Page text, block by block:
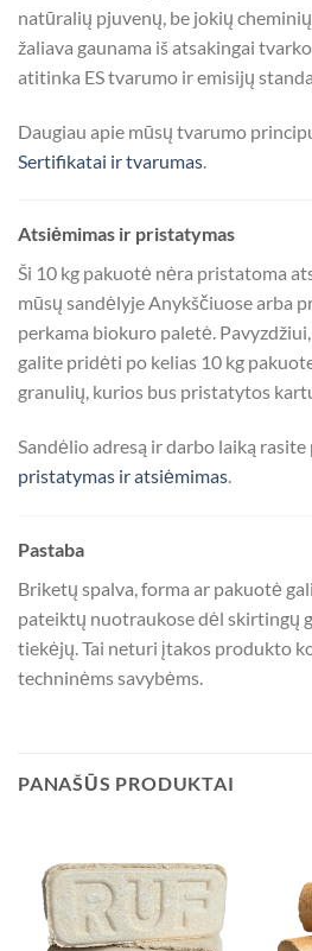
natūralių pjuvenų, be jokių
žaliava gaunama iš atsakingai
atitinka ES tvarumo ir emisijų
Daugiau apie mūsų tvarumo
Sertifikatai ir tvarumas
Atsiėmimas ir pristatymas
Ši 10 kg pakuotė nėra pristatoma
mūsų sandėlyje Anykščiuose arba
perkama biokuro paletė.
galite pridėti po kelias 10 kg
granulių, kurios bus pristatytos
Sandėlio adresą ir darbo laiką rasite
pristatymas ir atsiėmimas.
Pastaba
Briketų spalva, forma ar pakuotė
pateiktų nuotraukose dėl skirtingų
tiekėjų. Tai neturi įtakos produkto
techninėms savybėms.
PANAŠŪS PRODUKTAI